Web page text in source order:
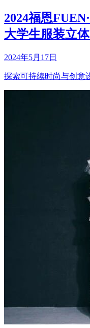
2024福恩
大学生服装立
2024年5月17日
探索可持续时尚与创意